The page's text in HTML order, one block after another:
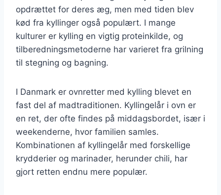
opdrættet for deres æg, men med tiden blev
kød fra kyllinger også populært. I mange
kulturer er kylling en vigtig proteinkilde, og
tilberedningsmetoderne har varieret fra grilning
til stegning og bagning.
I Danmark er ovnretter med kylling blevet en
fast del af madtraditionen. Kyllingelår i ovn er
en ret, der ofte findes på middagsbordet, især i
weekenderne, hvor familien samles.
Kombinationen af kyllingelår med forskellige
krydderier og marinader, herunder chili, har
gjort retten endnu mere populær.